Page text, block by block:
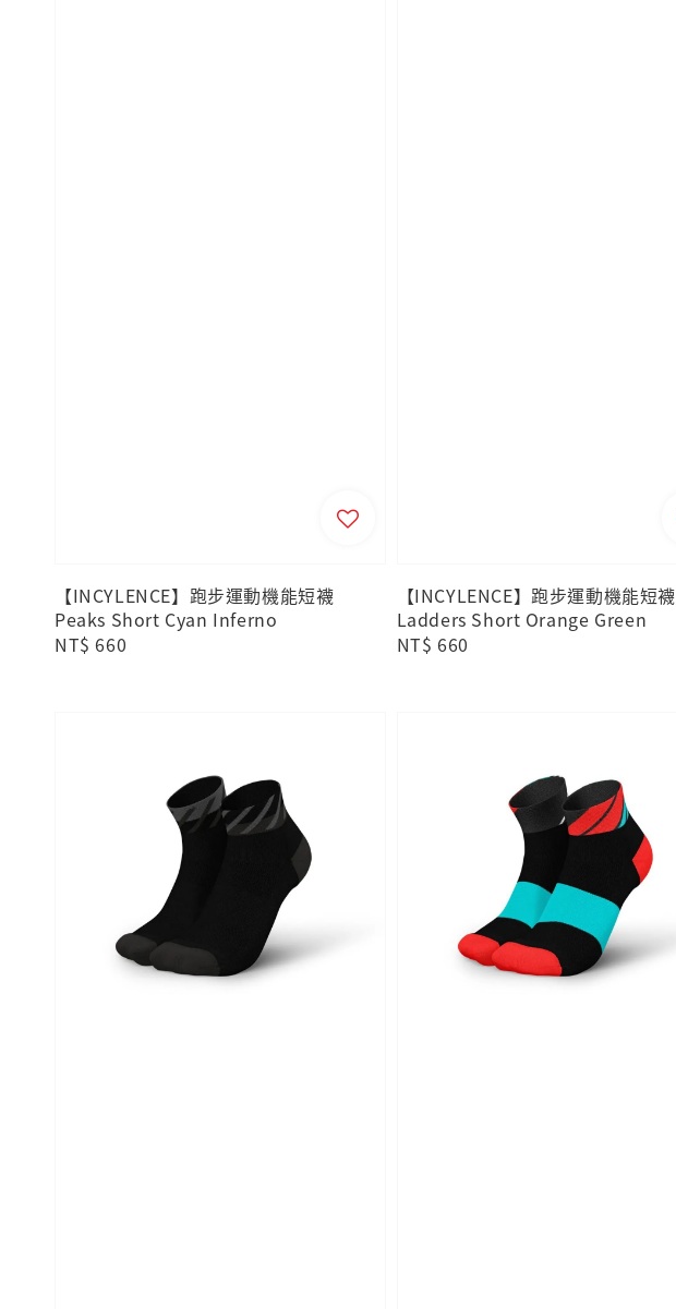
【INCYLENCE】跑步運動機能短襪
Peaks Short Cyan Inferno
Regular
NT$ 660
【INCYLENCE】跑步運動機能短襪
Ladders Short Orange Green
Regular
NT$ 660